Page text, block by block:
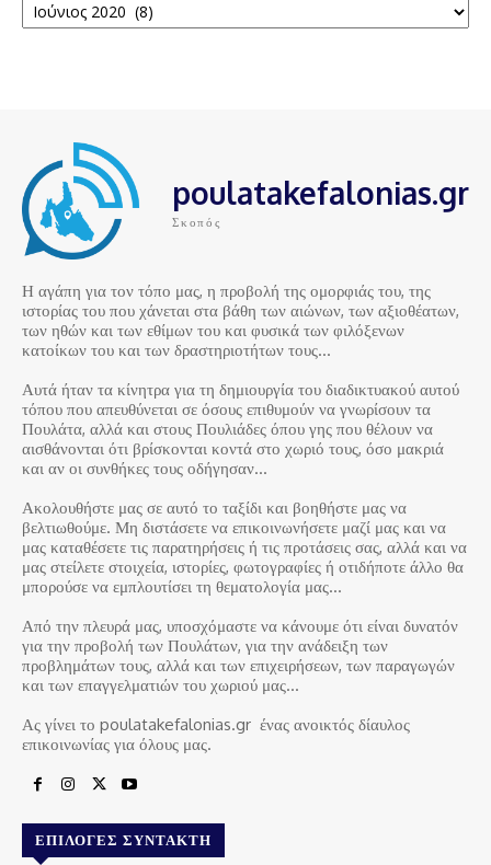
poulatakefalonias.gr
Σκοπός
Η αγάπη για τον τόπο μας, η προβολή της ομορφιάς του, της
ιστορίας του που χάνεται στα βάθη των αιώνων, των αξιοθέατων,
των ηθών και των εθίμων του και φυσικά των φιλόξενων
κατοίκων του και των δραστηριοτήτων τους…
Αυτά ήταν τα κίνητρα για τη δημιουργία του διαδικτυακού αυτού
τόπου που απευθύνεται σε όσους επιθυμούν να γνωρίσουν τα
Πουλάτα, αλλά και στους Πουλιάδες όπου γης που θέλουν να
αισθάνονται ότι βρίσκονται κοντά στο χωριό τους, όσο μακριά
και αν οι συνθήκες τους οδήγησαν…
Ακολουθήστε μας σε αυτό το ταξίδι και βοηθήστε μας να
βελτιωθούμε. Μη διστάσετε να επικοινωνήσετε μαζί μας και να
μας καταθέσετε τις παρατηρήσεις ή τις προτάσεις σας, αλλά και να
μας στείλετε στοιχεία, ιστορίες, φωτογραφίες ή οτιδήποτε άλλο θα
μπορούσε να εμπλουτίσει τη θεματολογία μας…
Από την πλευρά μας, υποσχόμαστε να κάνουμε ότι είναι δυνατόν
για την προβολή των Πουλάτων, για την ανάδειξη των
προβλημάτων τους, αλλά και των επιχειρήσεων, των παραγωγών
και των επαγγελματιών του χωριού μας…
Ας γίνει το poulatakefalonias.gr ένας ανοικτός δίαυλος
επικοινωνίας για όλους μας.
ΕΠΙΛΟΓΈΣ ΣΥΝΤΆΚΤΗ